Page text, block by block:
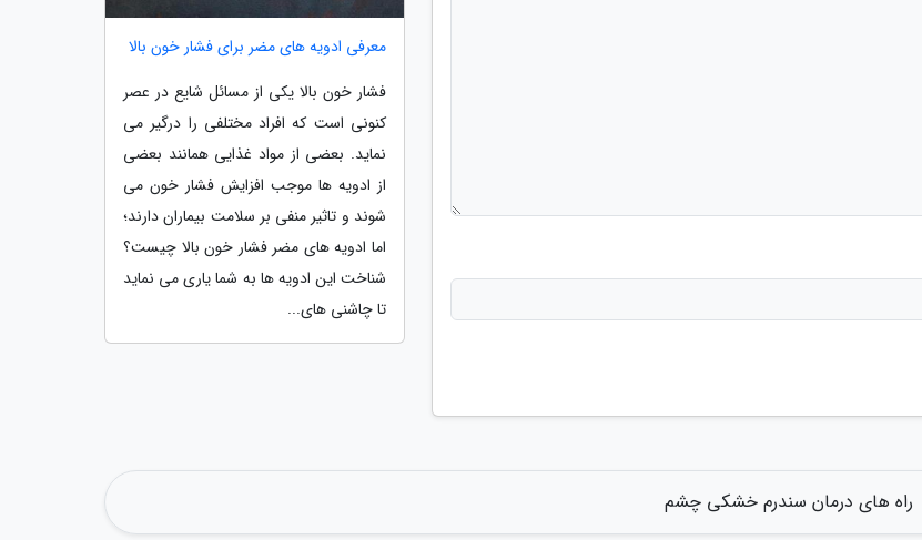
معرفی ادویه های مضر برای فشار خون بالا
فشار خون بالا یکی از مسائل شایع در عصر
کنونی است که افراد مختلفی را درگیر می
نماید. بعضی از مواد غذایی همانند بعضی
از ادویه ها موجب افزایش فشار خون می
شوند و تاثیر منفی بر سلامت بیماران دارند؛
اما ادویه های مضر فشار خون بالا چیست؟
شناخت این ادویه ها به شما یاری می نماید
تا چاشنی های...
راه های درمان سندرم خشکی چشم